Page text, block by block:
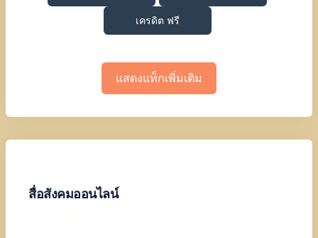
เครดิต ฟรี
แสดงแท็กเพิ่มเติม
สื่อสังคมออนไลน์